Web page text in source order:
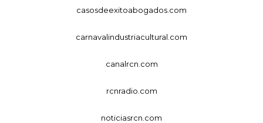
casosdeexitoabogados.com
carnavalindustriacultural.com
canalrcn.com
rcnradio.com
noticiasrcn.com